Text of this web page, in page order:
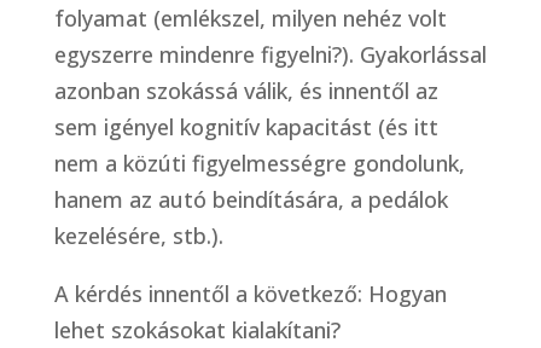
folyamat (emlékszel, milyen nehéz volt
egyszerre mindenre figyelni?). Gyakorlással
azonban szokássá válik, és innentől az
sem igényel kognitív kapacitást (és itt
nem a közúti figyelmességre gondolunk,
hanem az autó beindítására, a pedálok
kezelésére, stb.).
A kérdés innentől a következő: Hogyan
lehet szokásokat kialakítani?